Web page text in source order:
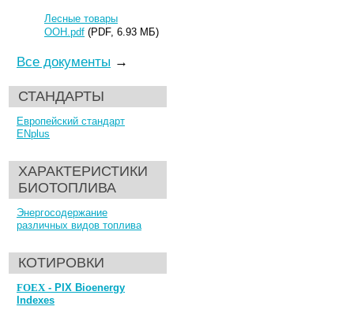
Лесные товары
ООН.pdf (PDF, 6.93 МБ)
Все документы →
СТАНДАРТЫ
Европейский стандарт
ENplus
ХАРАКТЕРИСТИКИ
БИОТОПЛИВА
Энергосодержание
различных видов топлива
КОТИРОВКИ
FOEX- PIX Bioenergy
Indexes